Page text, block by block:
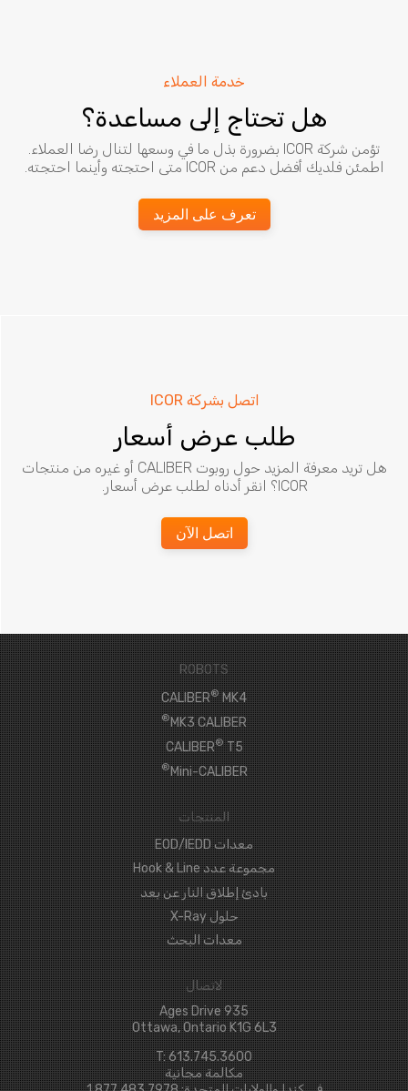
خدمة العملاء
هل تحتاج إلى مساعدة؟
تؤمن شركة ICOR بضرورة بذل ما في وسعها لتنال رضا العملاء.
اطمئن فلديك أفضل دعم من ICOR متى احتجته وأينما احتجته.
تعرف على المزيد
اتصل بشركة ICOR
طلب عرض أسعار
هل تريد معرفة المزيد حول روبوت CALIBER أو غيره من منتجات
ICOR؟ انقر أدناه لطلب عرض أسعار.
اتصل الآن
ROBOTS
CALIBER®MK4
MK3 CALIBER
®
CALIBER®T5
Mini-CALIBER
®
المنتجات
معدات EOD/IEDD
مجموعة عدد Hook & Line
بادئ إطلاق النار عن بعد
حلول X-Ray
معدات البحث
لاتصال
935 Ages Drive
Ottawa, Ontario K1G 6L3
T: 613.745.3600
مكالمة مجانية